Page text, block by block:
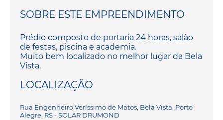
SOBRE ESTE EMPREENDIMENTO
Prédio composto de portaria 24 horas, salão
de festas, piscina e academia.
Muito bem localizado no melhor lugar da Bela
Vista.
LOCALIZAÇÃO
Rua Engenheiro Veríssimo de Matos, Bela Vista, Porto
Alegre, RS - SOLAR DRUMOND